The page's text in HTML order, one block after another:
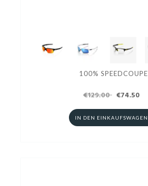
100% SPEEDCOUPE
€129.00 €74.50
IN DEN EINKAUFSWAGEN